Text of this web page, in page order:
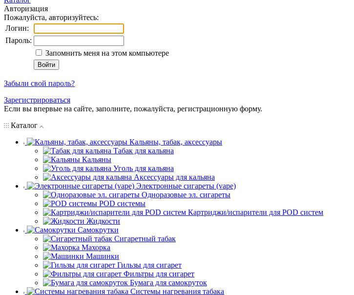
Авторизация
Пожалуйста, авторизуйтесь:
Логин:
Пароль:
Запомнить меня на этом компьютере
Забыли свой пароль?
Зарегистрироваться
Если вы впервые на сайте, заполните, пожалуйста, регистрационную форму.
Каталог
Кальяны, табак, аксессуары
Табак для кальяна
Кальяны
Уголь для кальяна
Аксессуары для кальяна
Электронные сигареты (vape)
Одноразовые эл. сигареты
POD системы
Картриджи/испарители для POD систем
Жидкости
Самокрутки
Сигаретный табак
Махорка
Машинки
Гильзы для сигарет
Фильтры для сигарет
Бумага для самокруток
Системы нагревания табака